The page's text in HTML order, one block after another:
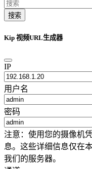
搜索
Kip 视频URL生成器
IP
用户名
密码
注意：使用您的摄像机
息。这些详细信息仅在
我们的服务器。